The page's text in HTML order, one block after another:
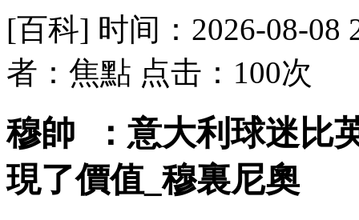
[百科] 时间：2026-08-08
者：焦點 点击：100次
穆帥  ：意大利球迷
現了價值_穆裏尼奧